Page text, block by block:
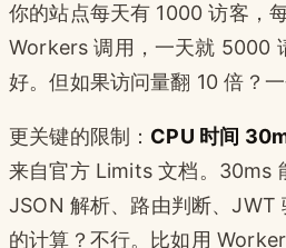
你的站点每天有 1000 访客，
Workers 调用，一天就 5000
好。但如果访问量翻 10 倍？一
更关键的限制： CPU 时间
来自官方 Limits 文档。30ms
JSON 解析、路由判断、
的计算？不行。比如用